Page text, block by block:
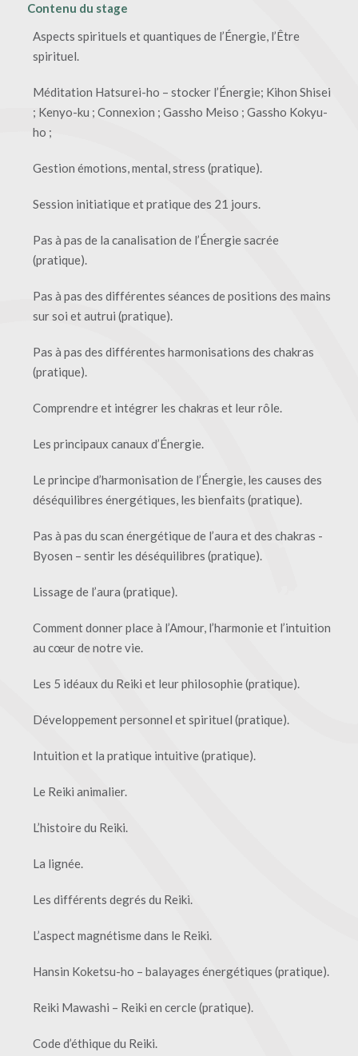
Contenu du stage
Aspects spirituels et quantiques de l’Énergie, l’Être
spirituel.
Méditation Hatsurei-ho – stocker l’Énergie; Kihon Shisei
; Kenyo-ku ; Connexion ; Gassho Meiso ; Gassho Kokyu-
ho ;
Gestion émotions, mental, stress (pratique).
Session initiatique et pratique des 21 jours.
Pas à pas de la canalisation de l’Énergie sacrée
(pratique).
Pas à pas des différentes séances de positions des mains
sur soi et autrui (pratique).
Pas à pas des différentes harmonisations des chakras
(pratique).
Comprendre et intégrer les chakras et leur rôle.
Les principaux canaux d’Énergie.
Le principe d’harmonisation de l’Énergie, les causes des
déséquilibres énergétiques, les bienfaits (pratique).
Pas à pas du scan énergétique de l’aura et des chakras -
Byosen – sentir les déséquilibres (pratique).
Lissage de l’aura (pratique).
Comment donner place à l’Amour, l’harmonie et l’intuition
au cœur de notre vie.
Les 5 idéaux du Reiki et leur philosophie (pratique).
Développement personnel et spirituel (pratique).
Intuition et la pratique intuitive (pratique).
Le Reiki animalier.
L’histoire du Reiki.
La lignée.
Les différents degrés du Reiki.
L’aspect magnétisme dans le Reiki.
Hansin Koketsu-ho – balayages énergétiques (pratique).
Reiki Mawashi – Reiki en cercle (pratique).
Code d’éthique du Reiki.